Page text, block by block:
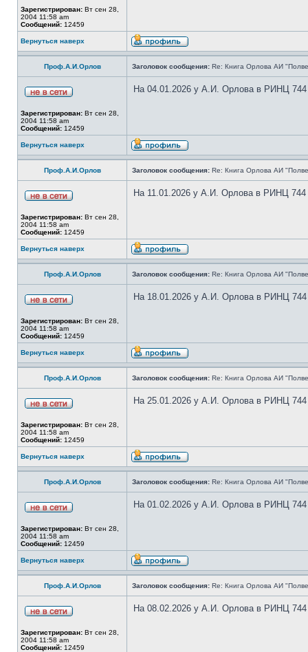
Зарегистрирован: Вт сен 28,
2004 11:58 am
Сообщений: 12459
Вернуться наверх
Проф.А.И.Орлов Заголовок сообщения: Re: Книга Орлова АИ
Зарегистрирован: Вт сен 28,
2004 11:58 am
Сообщений: 12459
На 04.01.2026 у А.И. Орлова в РИНЦ 744
Вернуться наверх
Проф.А.И.Орлов Заголовок сообщения: Re: Книга Орлова АИ
Зарегистрирован: Вт сен 28,
2004 11:58 am
Сообщений: 12459
На 11.01.2026 у А.И. Орлова в РИНЦ 744
Вернуться наверх
Проф.А.И.Орлов Заголовок сообщения: Re: Книга Орлова АИ
Зарегистрирован: Вт сен 28,
2004 11:58 am
Сообщений: 12459
На 18.01.2026 у А.И. Орлова в РИНЦ 744
Вернуться наверх
Проф.А.И.Орлов Заголовок сообщения: Re: Книга Орлова АИ
Зарегистрирован: Вт сен 28,
2004 11:58 am
Сообщений: 12459
На 25.01.2026 у А.И. Орлова в РИНЦ 744
Вернуться наверх
Проф.А.И.Орлов Заголовок сообщения: Re: Книга Орлова АИ
Зарегистрирован: Вт сен 28,
2004 11:58 am
Сообщений: 12459
На 01.02.2026 у А.И. Орлова в РИНЦ 744
Вернуться наверх
Проф.А.И.Орлов Заголовок сообщения: Re: Книга Орлова АИ
Зарегистрирован: Вт сен 28,
2004 11:58 am
Сообщений: 12459
На 08.02.2026 у А.И. Орлова в РИНЦ 744